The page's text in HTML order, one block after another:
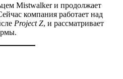
Mistwalker и продолжает
компания работает над
Project Z, и рассматривает